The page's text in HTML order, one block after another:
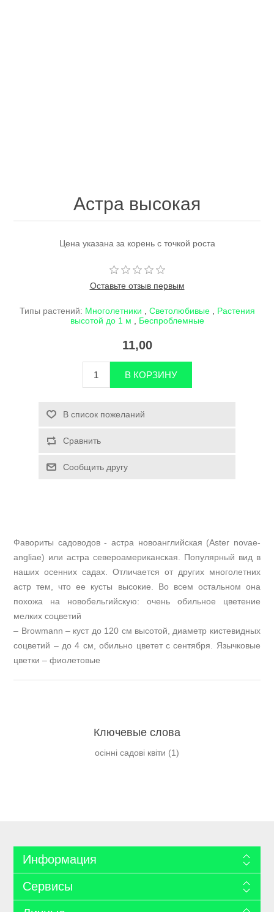
Астра высокая
Цена указана за корень с точкой роста
Оставьте отзыв первым
Типы растений: Многолетники Светолюбивые
Растения
высотой до 1 м
Беспроблемные
11,00
Фавориты садоводов - астра новоанглийская (Aster novae-
angliae) или астра североамериканская. Популярный вид в
наших осенних садах. Отличается от других многолетних
астр тем, что ее кусты высокие. Во всем остальном она
похожа на новобельгийскую: очень обильное цветение
мелких соцветий
– Browmann – куст до 120 см высотой, диаметр кистевидных
соцветий – до 4 см, обильно цветет с сентября. Язычковые
цветки – фиолетовые
Ключевые слова
осінні садові квіти (1)
Информация
Сервисы